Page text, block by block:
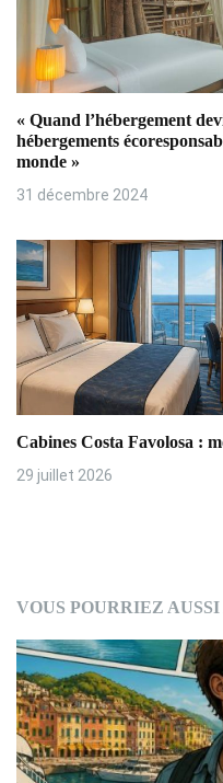
r
t
i
c
e
« Quand l’hébergement
hébergements
monde »
31 décembre 2024
Cabines Costa Favolosa :
29 juillet 2026
VOUS POURRIEZ